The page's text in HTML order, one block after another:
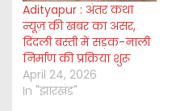
Adityapur : अंतर कथा
न्यूज़ की खबर का असर,
दिंदली बस्ती में सड़क-नाली
निर्माण की प्रक्रिया शुरू
April 24, 2026
In "झारखंड"